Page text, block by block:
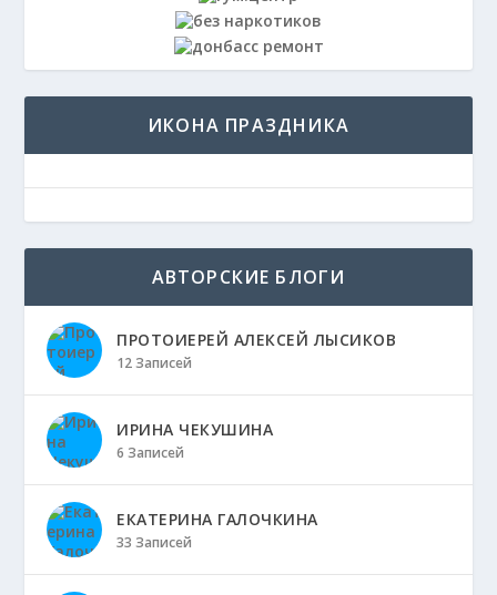
ИКОНА ПРАЗДНИКА
АВТОРСКИЕ БЛОГИ
ПРОТОИЕРЕЙ АЛЕКСЕЙ ЛЫСИКОВ
12 Записей
ИРИНА ЧЕКУШИНА
6 Записей
ЕКАТЕРИНА ГАЛОЧКИНА
33 Записей